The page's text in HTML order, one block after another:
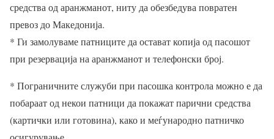
средства од аранжманот, ниту да обезбедува повратен
превоз до Македонија.
* Ги замолуваме патниците да остават копија од пасошот
при резервација на аранжманот и телефонски број.
* Пограничните служуби при пасошка контрола можно е да
побараат од некои патници да покажат парични средства
(картички или готовина), како и меѓународно патничко